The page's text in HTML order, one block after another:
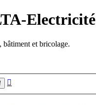
Electricité
bâtiment et bricolage.
Rechercher